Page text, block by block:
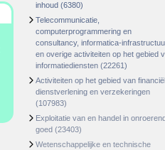
inhoud (6380)
Telecommunicatie,
computerprogrammering en
consultancy, informatica-
en overige activiteiten op het gebied
informatiediensten (22261)
Activiteiten op het gebied van
dienstverlening en verzekeringen
(107983)
Exploitatie van en handel in
goed (23403)
Wetenschappelijke en technische